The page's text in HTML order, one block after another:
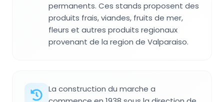
permanents. Ces stands proposent des
produits frais, viandes, fruits de mer,
fleurs et autres produits regionaux
provenant de la region de Valparaiso.
La construction du marche a